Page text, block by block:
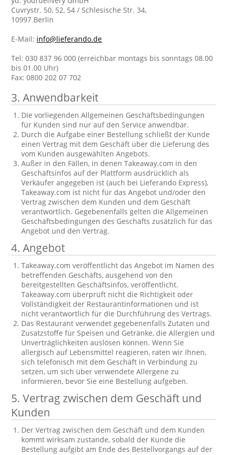
Cuvrystr. 50, 52, 54 / Schlesische Str. 34,
10997 Berlin
E-Mail: info@lieferando.de
Tel: 030 837 96 000 (erreichbar montags bis sonntags 08.00
bis 01.00 Uhr)
Fax: 0800 202 07 702
3. Anwendbarkeit
Die vorliegenden Allgemeinen Geschäftsbedingungen
für Kunden sind nur auf den Service anwendbar.
Durch die Aufgabe einer Bestellung schließt der Kunde
einen Vertrag mit dem Geschäft über die Lieferung des
vom Kunden ausgewählten Angebots.
Außer in den Fällen, in denen Takeaway.com in den
Geschäftsinfos auf der Plattform ausdrücklich als
Verkäufer angegeben ist (auch bei Lieferando Express),
Takeaway.com ist nicht für das Angebot und/oder den
Vertrag zwischen dem Kunden und dem Geschäft
verantwortlich. Gegebenenfalls gelten die Allgemeinen
Geschäftsbedingungen des Geschäfts zusätzlich für das
Angebot und den Vertrag.
4. Angebot
Takeaway.com veröffentlicht das Angebot im Namen des
betreffenden Geschäfts, ausgehend von den
bereitgestellten Geschäftsinfos, veröffentlicht.
Takeaway.com überprüft nicht die Richtigkeit oder
Vollständigkeit der Restaurantinformationen und ist
nicht verantwortlich für die Durchführung des Vertrags.
Das Restaurant verwendet gegebenenfalls Zutaten und
Zusatzstoffe für Speisen und Getränke, die Allergien und
Unverträglichkeiten auslösen können. Wenn Sie
allergisch auf Lebensmittel reagieren, raten wir Ihnen,
sich telefonisch mit dem Geschäft in Verbindung zu
setzen, um sich über verwendete Allergene zu
informieren, bevor Sie eine Bestellung aufgeben.
5. Vertrag zwischen dem Geschäft und
Kunden
Der Vertrag zwischen dem Geschäft und dem Kunden
kommt wirksam zustande, sobald der Kunde die
Bestellung aufgibt am Ende des Bestellvorgangs auf der